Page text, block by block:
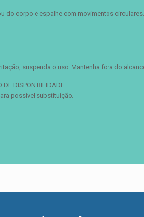
do corpo e espalhe com movimentos
suspenda o uso. Mantenha fora do
DE DISPONIBILIDADE.
possível substituição.